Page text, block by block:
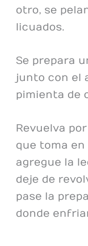
otro, se
licuados.
Se prepara
junto con el
pimienta de
Revuelva
que toma
agregue la
deje de
pase la
donde